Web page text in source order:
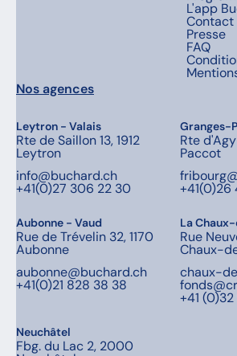
L'app
Contact
Presse
FAQ
Nos agences
Leytron - Valais
Rte de Saillon 13, 1912
Leytron
info@buchard.ch
+41(0)27 306 22 30
Granges-
Rte
Paccot
+41(0)26
Aubonne - Vaud
Rue de Trévelin 32, 1170
Aubonne
aubonne@buchard.ch
+41(0)21 828 38 38
La
Rue
Chaux-
chaux-
+41
Neuchâtel
Fbg. du Lac 2, 2000